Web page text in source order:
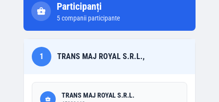
Participanți
5companii participante
1 TRANS MAJ ROYAL S.R.L.,
TRANS MAJ ROYAL S.R.L.